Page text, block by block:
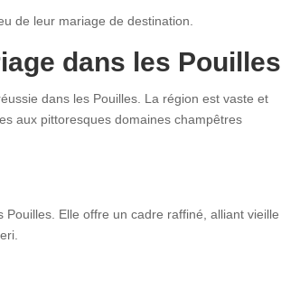
de leur mariage de destination.
dans les Pouilles
dans les Pouilles. La région est vaste et
aux pittoresques domaines champêtres
Elle offre un cadre raffiné, alliant vieille